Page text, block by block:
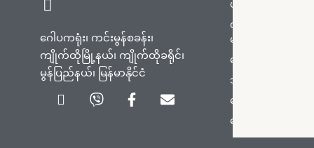
ဂေါပကရုံး၊ ကင်းမွန်စခန်း၊
ကျိုက်ထိုမြို့နယ်၊ ကျိုက်ထိုခရိုင်၊
မွန်ပြည်နယ်၊ မြန်မာနိုင်ငံ
Icon-
phone-
ViberFacebook-
f
Envelope
ပင်မစာမျက်နှာ
တက်ရောက်ရန်လမ်း
များ
စေတီတော်သမိုင်း
ဘုရားစေတီများ
ကြေငြာချက်များ
ဓာတ်ပုံများ